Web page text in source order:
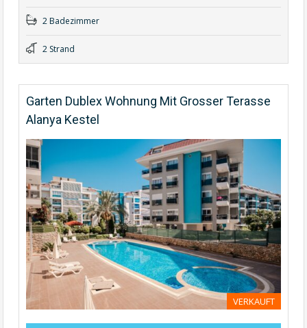
2 Badezimmer
2 Strand
Garten Dublex Wohnung Mit Grosser Terasse
Alanya Kestel
VERKAUFT